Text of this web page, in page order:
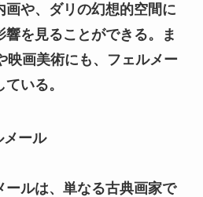
画や、ダリの幻想的空間に
響を見ることができる。ま
映画美術にも、フェルメー
いる。
メール
ールは、単なる古典画家で